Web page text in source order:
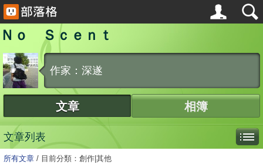
Ｎｏ Ｓｃｅｎｔ
作家：深遂
文章 相簿
文章列表
所有文章 / 目前分類：創作|其他